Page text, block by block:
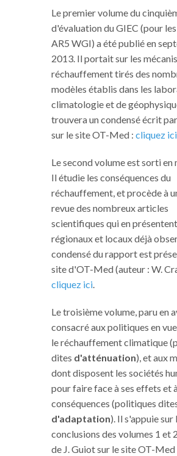
Le premier volume du
d'évaluation du GIEC (pour
AR5 WGI) a été publié en
2013. Il portait sur les
réchauffement tirés des
modèles établis dans les
climatologie et de
trouvera un condensé écrit
sur le site OT-Med : cliquez ici
Le second volume est sorti en
Il étudie les conséquences du
réchauffement, et procède à
revue des nombreux articles
scientifiques qui en
régionaux et locaux déjà
condensé du rapport est
site d'OT-Med (auteur : W.
cliquez ici.
Le troisième volume, paru en
consacré aux politiques en
le réchauffement climatique
dites d'atténuation), et aux
dont disposent les sociétés
pour faire face à ses effets et
conséquences (politiques
d'adaptation). Il s'appuie sur
conclusions des volumes 1 et
de J. Guiot sur le site OT-Med